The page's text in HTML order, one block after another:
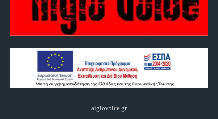
aigiovoice.gr